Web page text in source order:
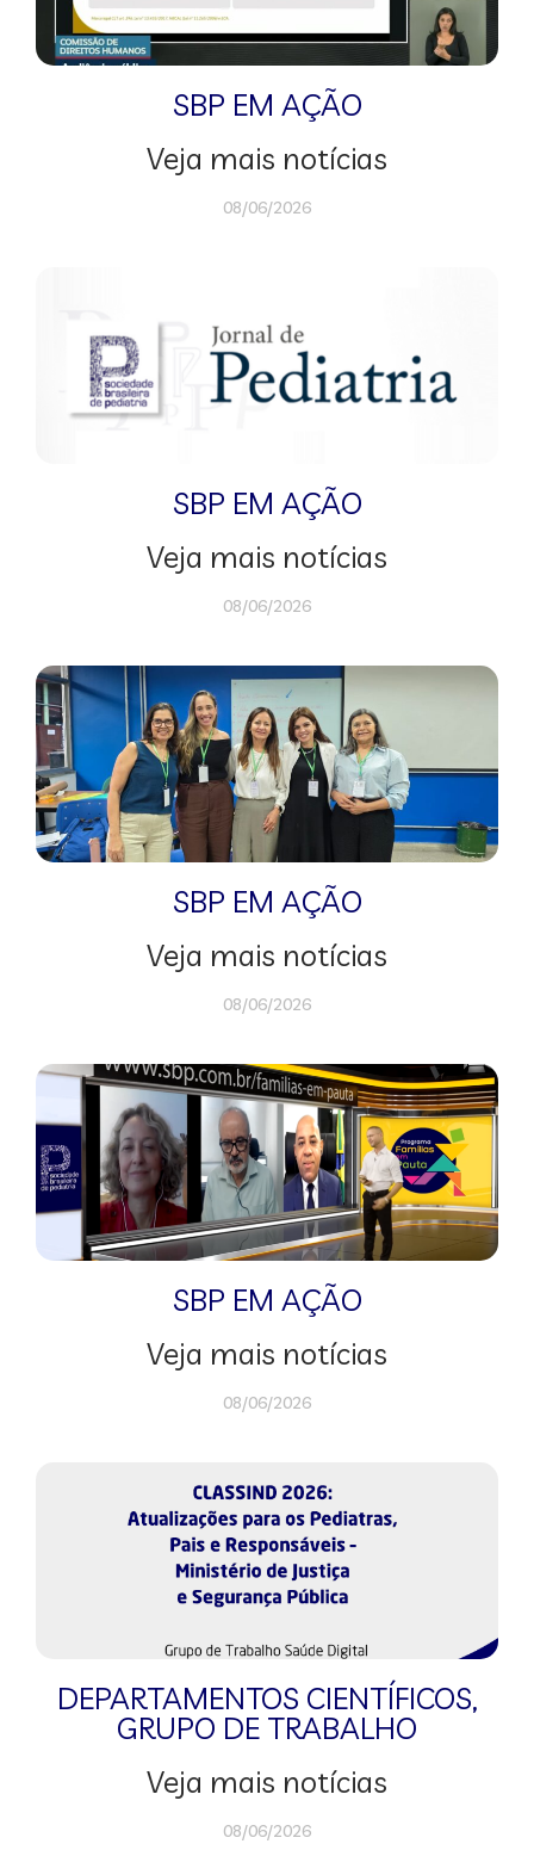
SBP EM AÇÃO
Veja mais notícias
08/06/2026
SBP EM AÇÃO
Veja mais notícias
08/06/2026
SBP EM AÇÃO
Veja mais notícias
08/06/2026
SBP EM AÇÃO
Veja mais notícias
08/06/2026
DEPARTAMENTOS CIENTÍFICOS,
GRUPO DE TRABALHO
Veja mais notícias
08/06/2026